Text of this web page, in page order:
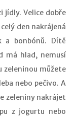
jídly. Velice dobře
den nakrájená
a bonbónů. Dítě
má hlad, nemusí
zeleninou můžete
nebo pečivo. A
zeleniny nakrájet
z jogurtu nebo